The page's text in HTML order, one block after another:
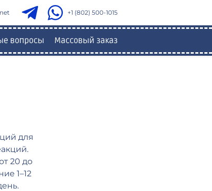
+1 (802) 500-1015
вопросы Массовый заказ
для
20 до
1–12